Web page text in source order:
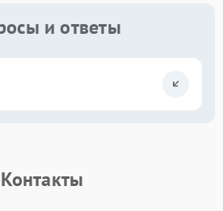
и ответы
Контакты